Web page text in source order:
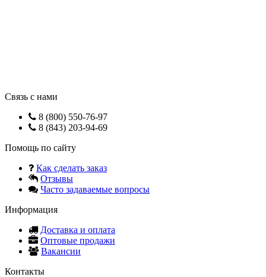
Связь с нами
8 (800) 550-76-97
8 (843) 203-94-69
Помощь по сайту
Как сделать заказ
Отзывы
Часто задаваемые вопросы
Информация
Доставка и оплата
Оптовые продажи
Вакансии
Контакты